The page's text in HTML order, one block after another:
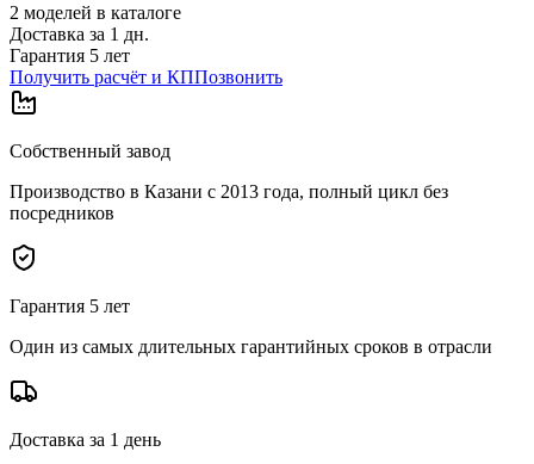
2 моделей в каталоге
Доставка за 1 дн.
Гарантия 5 лет
Получить расчёт и КППозвонить
Собственный завод
Производство в Казани с 2013 года, полный цикл без
посредников
Гарантия 5 лет
Один из самых длительных гарантийных сроков в отрасли
Доставка за 1 день